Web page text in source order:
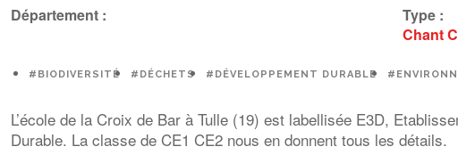
Département :
Type :
Chant
#BIODIVERSITÉ #DÉCHETS #DÉVELOPPEMENT DURABLE
L’école de la Croix de Bar à Tulle (19) est labellisée E3D,
Durable. La classe de CE1 CE2 nous en donnent tous les détails.